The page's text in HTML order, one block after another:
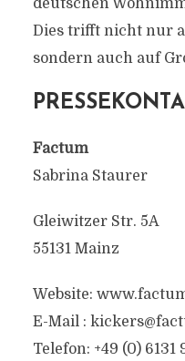
deutschen
Dies trifft nicht nur
sondern auch auf
Factum
Sabrina Staurer
Gleiwitzer Str. 5A
55131 Mainz
Website:
E-Mail :
Telefon: +49 (0) 6131